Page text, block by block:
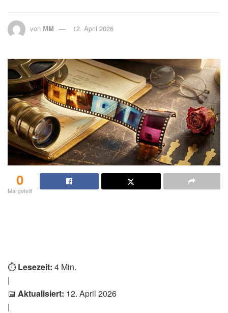
von MM 12. April 2026
0
Mal geteilt
⏱️ Lesezeit: 4 Min.
|
📅 Aktualisiert: 12. April 2026
|